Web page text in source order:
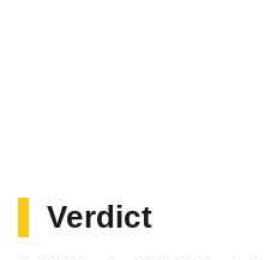
Verdict